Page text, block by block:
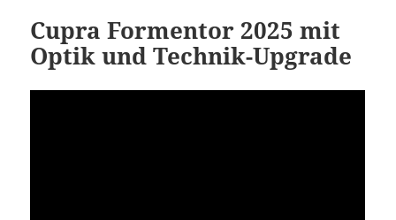
Cupra Formentor 2025 mit
Optik und Technik-Upgrade